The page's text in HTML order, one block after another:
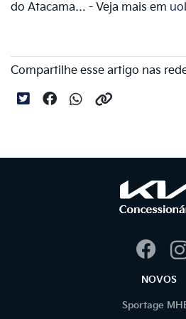
do Atacama… - Veja mais em
Compartilhe esse artigo nas
NOVOS
Sportage